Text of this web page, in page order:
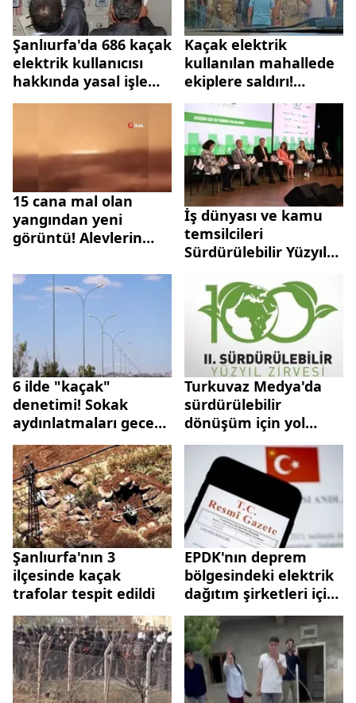
Şanlıurfa'da 686 kaçak
elektrik kullanıcısı
hakkında yasal işlem
yapıldı
Kaçak elektrik
kullanılan mahallede
ekiplere saldırı!
Jandarma havaya
ateş açtı
15 cana mal olan
yangından yeni
görüntü! Alevlerin
savaşı
İş dünyası ve kamu
temsilcileri
Sürdürülebilir Yüzyıl
Medya'da buluştu:
Türkiye 5.5G'ye
geçiyor! Bakan
Yardımcısı tarih
vererek duyurdu
6 ilde "kaçak"
denetimi! Sokak
aydınlatmaları gece
gündüz yanacak
Turkuvaz Medya'da
sürdürülebilir
dönüşüm için yol
haritası! İş dünyası ve
kamu temsilcileri
Sürdürülebilir Yüzyıl
Zirvesi’nde buluşuyor
Şanlıurfa'nın 3
ilçesinde kaçak
trafolar tespit edildi
EPDK'nın deprem
bölgesindeki elektrik
dağıtım şirketleri için
verdiği borç erteleme
kararı Resmi
Gazete'de